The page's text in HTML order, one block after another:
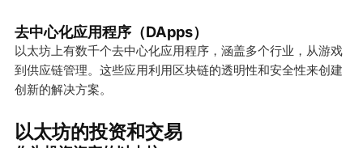
去中心化应用程序（DApps）
以太坊上有数千个去中心化应用程序，涵盖多个行业，从游戏
到供应链管理。这些应用利用区块链的透明性和安全性来创建
创新的解决方案。
以太坊的投资和交易